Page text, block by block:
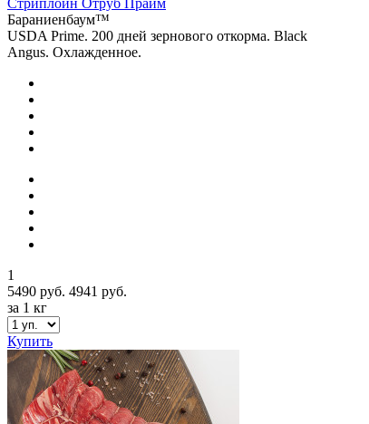
Бараниенбаум™
USDA Prime. 200 дней зернового откорма. Black
Angus. Охлажденное.
1
5490 руб. 4941 руб.
за 1 кг
Купить